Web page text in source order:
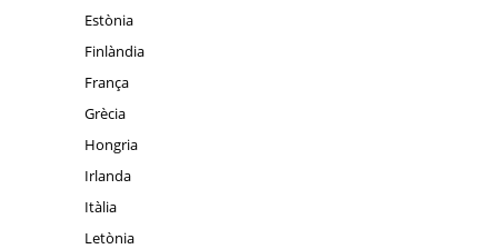
Estònia
Finlàndia
França
Grècia
Hongria
Irlanda
Itàlia
Letònia